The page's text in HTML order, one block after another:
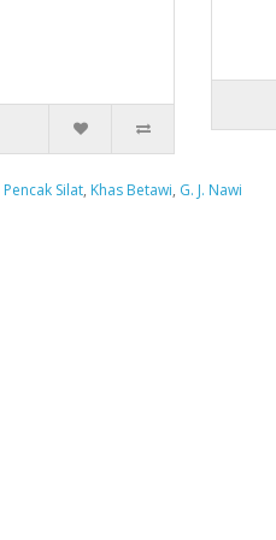
Pencak Silat, Khas Betawi, G. J. Nawi